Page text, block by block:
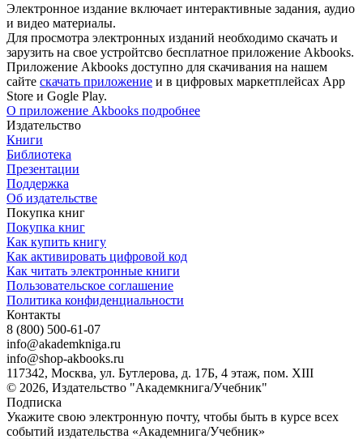
Электронное издание включает интерактивные задания, аудио
и видео материалы.
Для просмотра электронных изданий необходимо скачать и
зарузить на свое устройтсво бесплатное приложение Akbooks.
Приложение Akbooks доступно для скачивания на нашем
сайте скачать приложение и в цифровых маркетплейсах App
Store и Gogle Play.
О приложение Akbooks подробнее
Издательство
Книги
Библиотека
Презентации
Поддержка
Об издательстве
Покупка книг
Покупка книг
Как купить книгу
Как активировать цифровой код
Как читать электронные книги
Пользовательское соглашение
Политика конфиденциальности
Контакты
8 (800) 500-61-07
info@akademkniga.ru
info@shop-akbooks.ru
117342, Москва, ул. Бутлерова, д. 17Б, 4 этаж, пом. XIII
© 2026, Издательство "Академкнига/Учебник"
Подписка
Укажите свою электронную почту, чтобы быть в курсе всех
событий издательства «Академнига/Учебник»